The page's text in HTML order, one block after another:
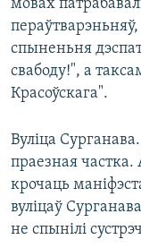
мовах
спыненьня
свабоду!", а
Красоўскага".
Вуліца
праезная
крочаць
вуліцаў
не спынілі